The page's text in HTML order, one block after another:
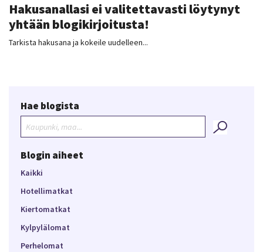
Hakusanallasi ei valitettavasti löytynyt
yhtään blogikirjoitusta!
Tarkista hakusana ja kokeile uudelleen...
Hae blogista
Blogin aiheet
Kaikki
Hotellimatkat
Kiertomatkat
Kylpylälomat
Perhelomat